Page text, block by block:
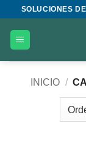
Saltar
contenido
SOLUCIONES
INICIO /